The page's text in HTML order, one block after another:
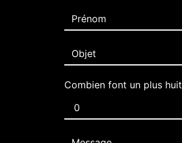
Combien font un plus huit